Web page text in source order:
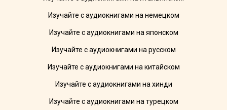
Изучайте с аудиокнигами на немецком
Изучайте с аудиокнигами на японском
Изучайте с аудиокнигами на русском
Изучайте с аудиокнигами на китайском
Изучайте с аудиокнигами на хинди
Изучайте с аудиокнигами на турецком